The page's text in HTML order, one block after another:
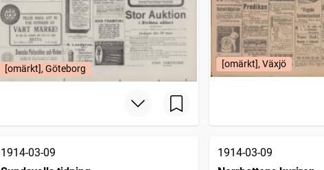
[omärkt], Göteborg [omärkt], Växjö
1914-03-09
1914-03-09